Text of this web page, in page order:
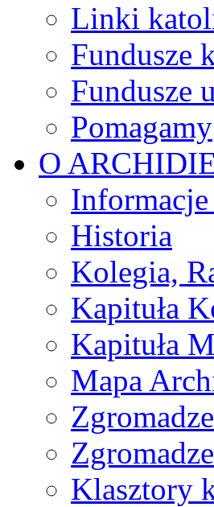
Linki
Fundusze
Fundusze
Pomagamy
O
Historia
Kolegia,
Kapituła
Kapituła
Mapa
Klasztory